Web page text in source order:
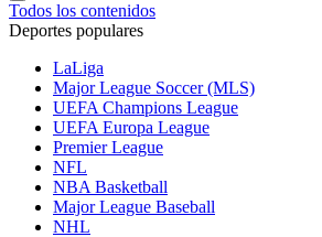
Todos los contenidos
Deportes populares
LaLiga
Major League Soccer (MLS)
UEFA Champions League
UEFA Europa League
Premier League
NFL
NBA Basketball
Major League Baseball
NHL